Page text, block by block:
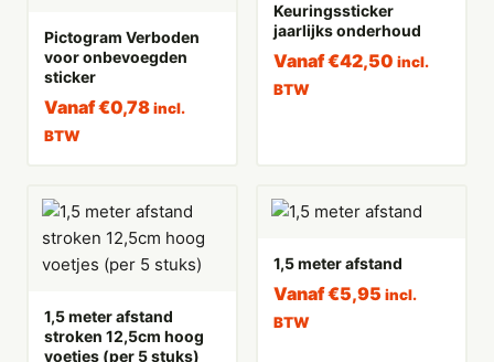
Pictogram Verboden
voor onbevoegden
sticker
Vanaf€0,78 incl.
BTW
Keuringssticker
jaarlijks onderhoud
Vanaf€42,50 incl.
BTW
1,5 meter afstand
stroken 12,5cm hoog
voetjes (per 5 stuks)
1,5 meter afstand
Vanaf€5,95 incl.
BTW